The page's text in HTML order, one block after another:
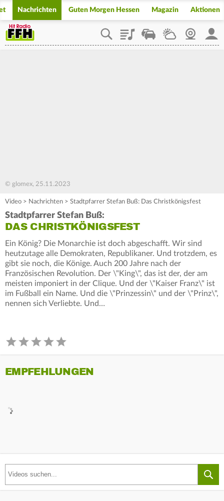
Nachrichten Guten Morgen Hessen Magazin Aktionen
PlaylistStaupilotWetterWebcam
© glomex, 25.11.2023
Video > Nachrichten > Stadtpfarrer Stefan Buß: Das Christkönigsfest
Stadtpfarrer Stefan Buß:
DAS CHRISTKÖNIGSFEST
Ein König? Die Monarchie ist doch abgeschafft. Wir sind
heutzutage alle Demokraten, Republikaner. Und trotzdem, es
gibt sie noch, die Könige. Auch 200 Jahre nach der
Französischen Revolution. Der \"King\", das ist der, der am
meisten imponiert in der Clique. Und der \"Kaiser Franz\" ist
im Fußball ein Name. Und die \"Prinzessin\" und der \"Prinz\",
nennen sich Verliebte. Und…
EMPFEHLUNGEN